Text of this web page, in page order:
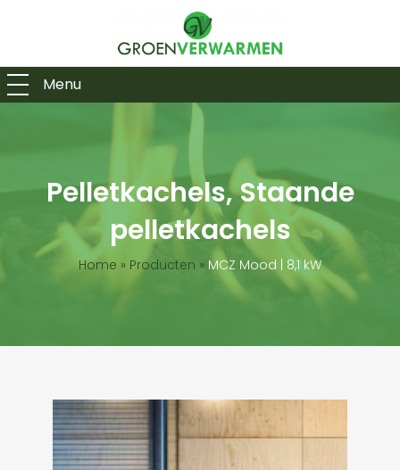
Menu
Pelletkachels, Staande
pelletkachels
Home » Producten » MCZ Mood | 8,1 kW